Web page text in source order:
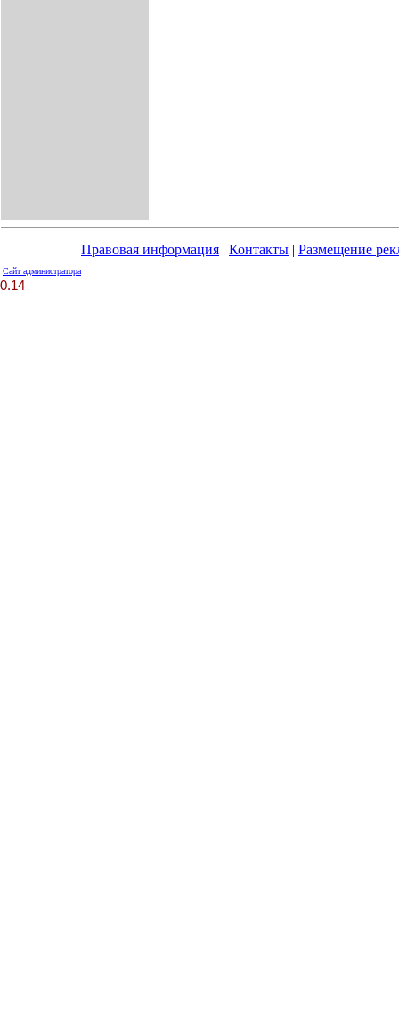
Правовая информация | Контакты | Размещение
Сайт администратора
0.14